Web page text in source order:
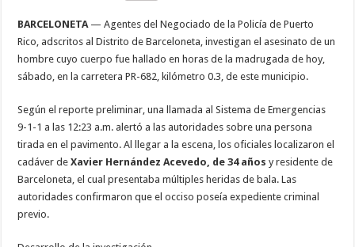
BARCELONETA — Agentes del Negociado de la Policía de Puerto
Rico, adscritos al Distrito de Barceloneta, investigan el asesinato de un
hombre cuyo cuerpo fue hallado en horas de la madrugada de hoy,
sábado, en la carretera PR-682, kilómetro 0.3, de este municipio.
Según el reporte preliminar, una llamada al Sistema de Emergencias
9-1-1 a las 12:23 a.m. alertó a las autoridades sobre una persona
tirada en el pavimento. Al llegar a la escena, los oficiales localizaron el
cadáver deXavier Hernández Acevedo, de 34 años y residente de
Barceloneta, el cual presentaba múltiples heridas de bala. Las
autoridades confirmaron que el occiso poseía expediente criminal
previo.